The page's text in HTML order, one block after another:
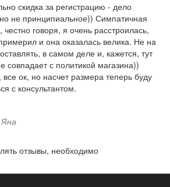
скидка за регистрацию - дело
не принципиальное)) Симпатичная
честно говоря, я очень расстроилась,
и она оказалась велика. Не на
в самом деле и, кажется, тут
совпадает с политикой магазина))
ок, но насчет размера теперь буду
с консультантом.
Яна
отзывы, необходимо